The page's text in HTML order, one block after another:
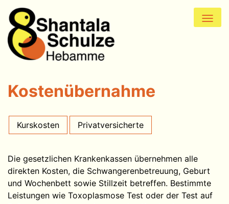
Skip
to
content
Über mich
Vor der Geburt
Kostenübernahme
Kurskosten Privatversicherte
Die gesetzlichen Krankenkassen übernehmen alle
direkten Kosten, die Schwangerenbetreuung, Geburt
und Wochenbett sowie Stillzeit betreffen. Bestimmte
Leistungen wie Toxoplasmose Test oder der Test auf